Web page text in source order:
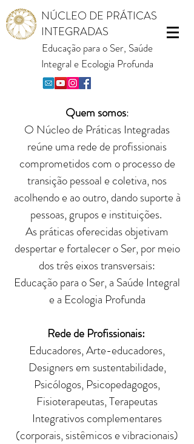
NÚCLEO DE PRÁTICAS
INTEGRADAS
Educação para o Ser, Saúde
Integral e Ecologia Profunda
Quem somos:
O Núcleo de Práticas Integradas
reúne uma rede de profissionais
comprometidos com o processo de
transição pessoal e coletiva, nos
acolhendo e ao outro,dando suporte à
pessoas, grupos e instituições.
As práticas oferecidas objetivam
despertar e fortalecer o Ser, por meio
dos três eixos transversais:
Educação para o Ser, a Saúde Integral
e a Ecologia Profunda
Rede de Profissionais:
Educadores, Arte-educadores,
Designers em sustentabilidade,
Psicólogos, Psicopedagogos,
Fisioterapeutas, Terapeutas
Integrativos complementares
(corporais, sistêmicos e vibracionais)